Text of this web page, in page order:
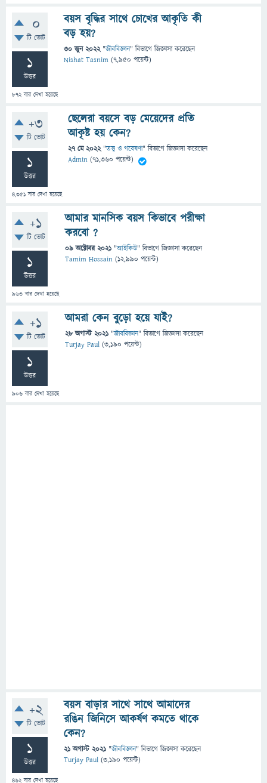
0
টি ভোট
1
উত্তর
872বার দেখা হয়েছে
বয়স বৃদ্ধির সাথে চোখের আকৃতি কী
বড় হয়?
30 জুন 2022 "জীববিজ্ঞান" বিভাগে জিজ্ঞাসাকরেছেন
Nishat Tasnim (7,950 পয়েন্ট)
+3
টি ভোট
1
উত্তর
4,351 বার দেখা হয়েছে
ছেলেরা বয়সে বড় মেয়েদের প্রতি
আকৃষ্ট হয় কেন?
27 মে 2022 "তত্ত্ব ও গবেষণা" বিভাগে জিজ্ঞাসাকরেছেন
Admin (71,360 পয়েন্ট)
+1
টি ভোট
1
উত্তর
963 বার দেখা হয়েছে
আমার মানসিক বয়স কিভাবে পরীক্ষা
করবো ?
09 অক্টোবর 2021 "আইকিউ" বিভাগে জিজ্ঞাসাকরেছেন
Tamim Hossain (12,990 পয়েন্ট)
+1
টি ভোট
1
উত্তর
906 বার দেখা হয়েছে
আমরা কেন বুড়ো হয়ে যাই?
28 অগাস্ট 2021 "জীববিজ্ঞান" বিভাগে জিজ্ঞাসাকরেছেন
Turjay Paul (3,190 পয়েন্ট)
+2
টি ভোট
1
উত্তর
462বার দেখা হয়েছে
বয়স বাড়ার সাথে সাথে আমাদের
রঙিন জিনিসে আকর্ষণ কমতে থাকে
কেন?
21 অগাস্ট 2021 "জীববিজ্ঞান" বিভাগে জিজ্ঞাসাকরেছেন
Turjay Paul (3,190 পয়েন্ট)